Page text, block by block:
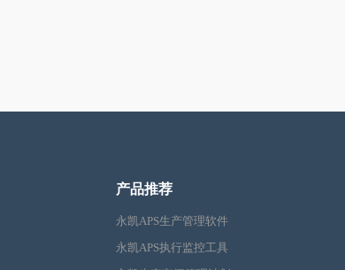
产品推荐
永凯APS生产管理软件
永凯APS执行监控工具